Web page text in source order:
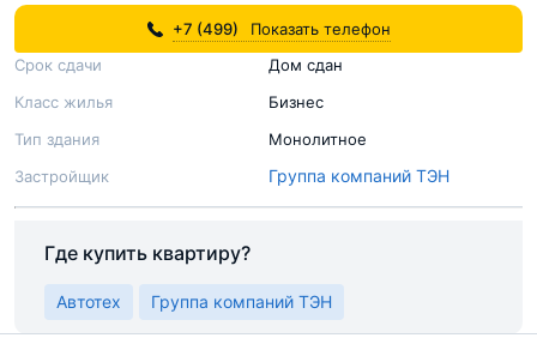
Срок сдачи
Дом сдан
Класс жилья
Бизнес
Тип здания
Монолитное
Застройщик
Группа компаний ТЭН
+7 (499) Показать телефон
Где купить квартиру?
Автотех Группа компаний ТЭН